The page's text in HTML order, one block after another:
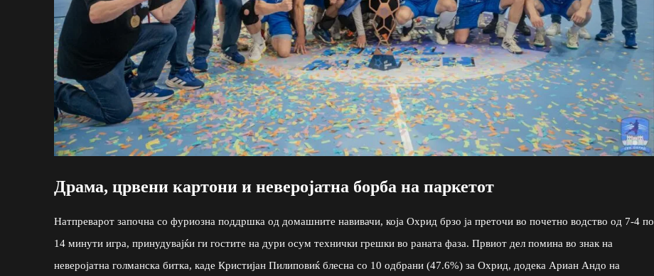
Драма, црвени картони и неверојатна борба на паркетот
Натпреварот започна со фуриозна поддршка од домашните навивачи, која Охрид брзо ја преточи во почетно водство од 7-4 по
14 минути игра, принудувајќи ги гостите на дури осум технички грешки во раната фаза. Првиот дел помина во знак на
неверојатна голманска битка, каде Кристијан Пилиповиќ блесна со 10 одбрани (47.6%) за Охрид, додека Ариан Андо на